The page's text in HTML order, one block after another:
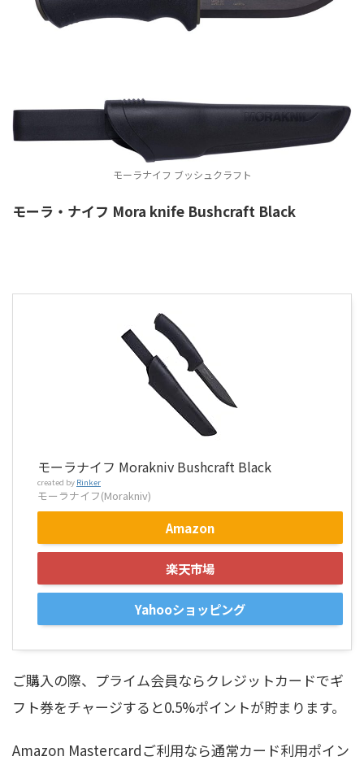
モーラナイフ ブッシュクラフト
モーラ・ナイフ Mora knife Bushcraft Black
モーラナイフ Morakniv Bushcraft Black
created by Rinker
モーラナイフ(Morakniv)
Amazon
楽天市場
Yahooショッピング
ご購入の際、プライム会員ならクレジットカードでギ
フト券をチャージすると0.5%ポイントが貯まります。
Amazon Mastercardご利用なら通常カード利用ポイン